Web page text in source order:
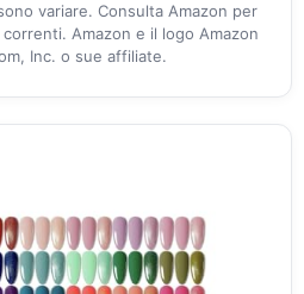
variare. Consulta Amazon per
Amazon e il logo Amazon
Inc. o sue affiliate.